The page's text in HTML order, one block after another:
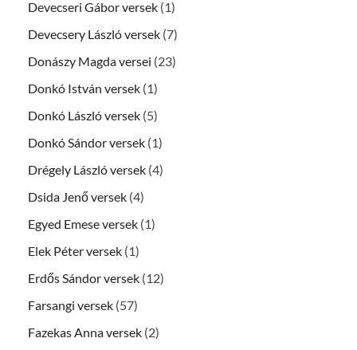
Devecseri Gábor versek (1)
Devecsery László versek (7)
Donászy Magda versei (23)
Donkó István versek (1)
Donkó László versek (5)
Donkó Sándor versek (1)
Drégely László versek (4)
Dsida Jenő versek (4)
Egyed Emese versek (1)
Elek Péter versek (1)
Erdős Sándor versek (12)
Farsangi versek (57)
Fazekas Anna versek (2)